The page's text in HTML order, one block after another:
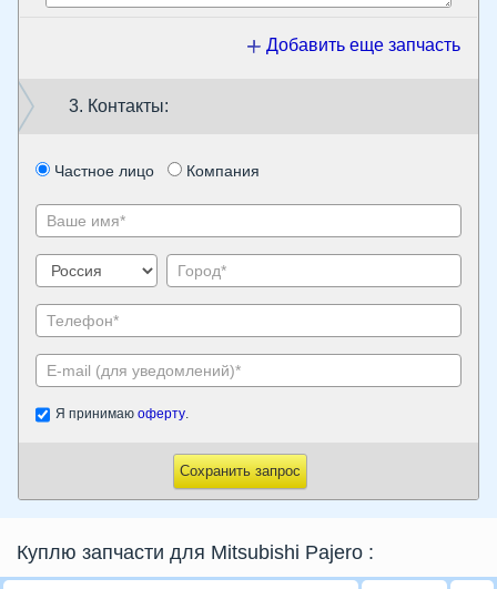
Добавить еще запчасть
3. Контакты:
Частное лицо Компания
Я принимаю оферту.
Сохранить запрос
Куплю запчасти для Mitsubishi Pajero :